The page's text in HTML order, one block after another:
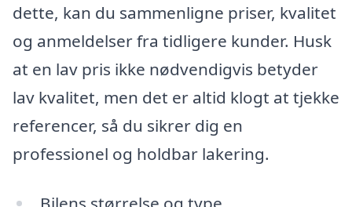
dette, kan du sammenligne priser, kvalitet
og anmeldelser fra tidligere kunder. Husk
at en lav pris ikke nødvendigvis betyder
lav kvalitet, men det er altid klogt at tjekke
referencer, så du sikrer dig en
professionel og holdbar lakering.